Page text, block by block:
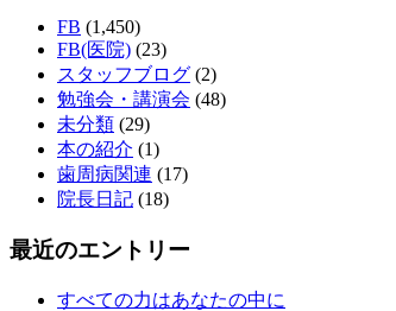
FB (1,450)
FB(医院) (23)
スタッフブログ (2)
勉強会・講演会 (48)
未分類 (29)
本の紹介 (1)
歯周病関連 (17)
院長日記 (18)
最近のエントリー
すべての力はあなたの中に